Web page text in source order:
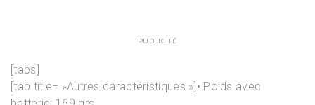
PUBLICITÉ
[tabs]
[tab title= »Autres caractéristiques »]• Poids avec